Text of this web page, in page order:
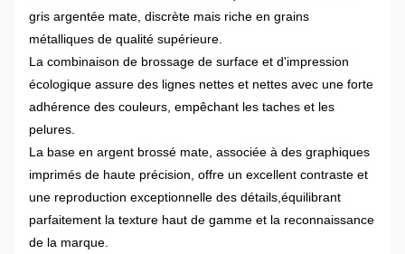
gris argentée mate, discrète mais riche en grains
métalliques de qualité supérieure.
La combinaison de brossage de surface et d'impression
écologique assure des lignes nettes et nettes avec une forte
adhérence des couleurs, empêchant les taches et les
pelures.
La base en argent brossé mate, associée à des graphiques
imprimés de haute précision, offre un excellent contraste et
une reproduction exceptionnelle des détails,équilibrant
parfaitement la texture haut de gamme et la reconnaissance
de la marque.